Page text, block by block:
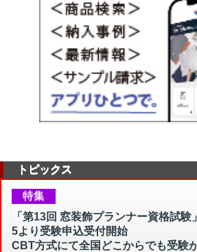
トピックス
特集
「第13回 窓装飾プランナー資格試験
5より受験申込受付開始
CBT方式にて全国どこからでも受験